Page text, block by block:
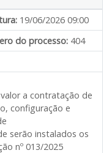
19/06/2026 09:00
do processo: 404
a contratação de
configuração e
serão instalados os
nº 013/2025